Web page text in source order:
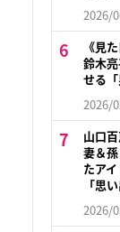
2026/
《見
鈴木
せる「
2026/
山口
妻＆
たア
「思
2026/